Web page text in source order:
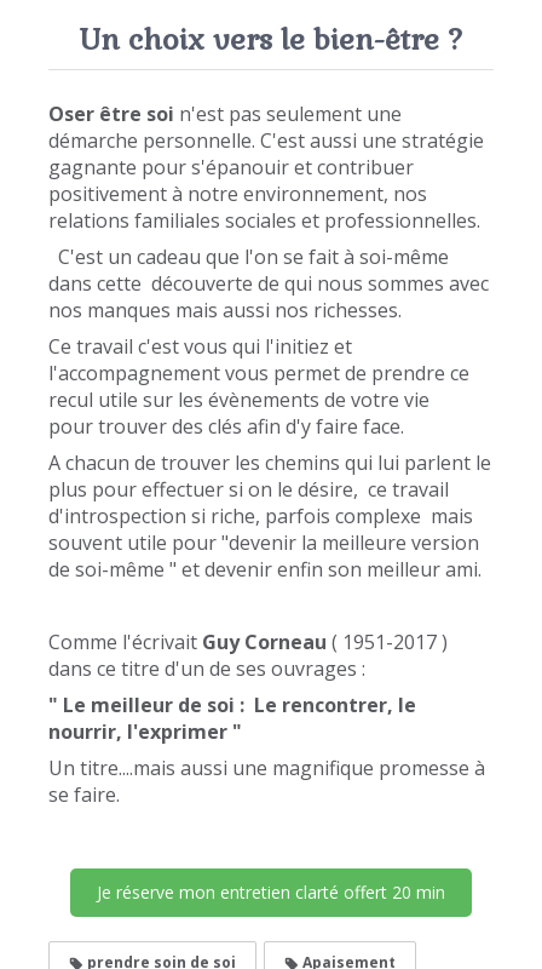
Un choix vers le bien-être ?
Oser être soi n'est pas seulement une
démarche personnelle. C'est aussi une stratégie
gagnante pour s'épanouir et contribuer
positivement à notre environnement, nos
relations familiales sociales et professionnelles.
C'est un cadeau que l'on se fait à soi-même
dans cette découverte de qui nous sommes avec
nos manques mais aussi nos richesses.
Ce travail c'est vous qui l'initiez et
l'accompagnement vous permet de prendre ce
recul utile sur les évènements de votre vie
pour trouver des clés afin d'y faire face.
A chacun de trouver les chemins qui lui parlent le
plus pour effectuer si on le désire, ce travail
d'introspection si riche, parfois complexe mais
souvent utile pour "devenir la meilleure version
de soi-même " et devenir enfin son meilleur ami.
Comme l'écrivait Guy Corneau ( 1951-2017 )
dans ce titre d'un de ses ouvrages :
" Le meilleur de soi : Le rencontrer, le
nourrir, l'exprimer "
Un titre....mais aussi une magnifique promesse à
se faire.
Je réserve mon entretien clarté offert 20 min
prendre soin de soi Apaisement